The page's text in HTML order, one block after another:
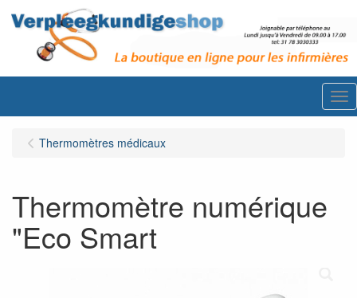
Thermomètres médicaux
Thermomètre numérique
"Eco Smart